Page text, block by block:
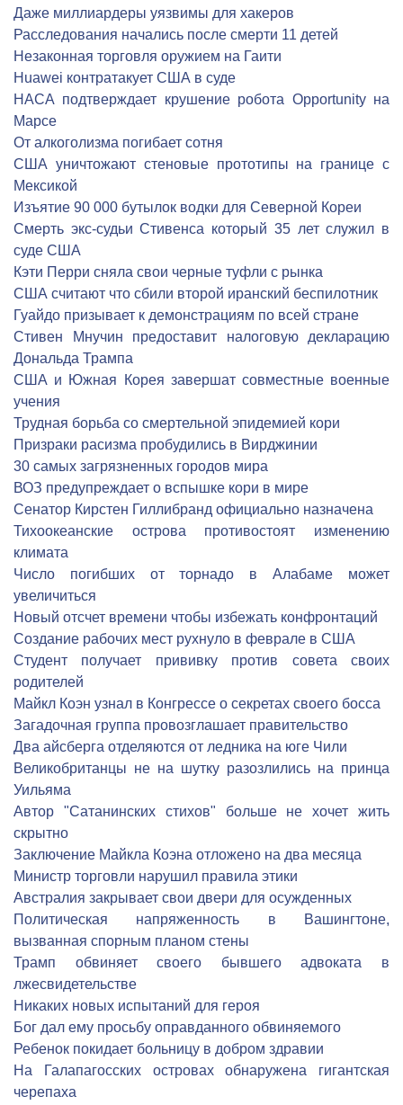
Даже миллиардеры уязвимы для хакеров
Расследования начались после смерти 11 детей
Незаконная торговля оружием на Гаити
Huawei контратакует США в суде
НАСА подтверждает крушение робота Opportunity на
Марсе
От алкоголизма погибает сотня
США уничтожают стеновые прототипы на границе с
Мексикой
Изъятие 90 000 бутылок водки для Северной Кореи
Смерть экс-судьи Стивенса который 35 лет служил в
суде США
Кэти Перри сняла свои черные туфли с рынка
США считают что сбили второй иранский беспилотник
Гуайдо призывает к демонстрациям по всей стране
Стивен Мнучин предоставит налоговую декларацию
Дональда Трампа
США и Южная Корея завершат совместные военные
учения
Трудная борьба со смертельной эпидемией кори
Призраки расизма пробудились в Вирджинии
30 самых загрязненных городов мира
ВОЗ предупреждает о вспышке кори в мире
Сенатор Кирстен Гиллибранд официально назначена
Тихоокеанские острова противостоят изменению
климата
Число погибших от торнадо в Алабаме может
увеличиться
Новый отсчет времени чтобы избежать конфронтаций
Создание рабочих мест рухнуло в феврале в США
Студент получает прививку против совета своих
родителей
Майкл Коэн узнал в Конгрессе о секретах своего босса
Загадочная группа провозглашает правительство
Два айсберга отделяются от ледника на юге Чили
Великобританцы не на шутку разозлились на принца
Уильяма
Автор "Сатанинских стихов" больше не хочет жить
скрытно
Заключение Майкла Коэна отложено на два месяца
Министр торговли нарушил правила этики
Австралия закрывает свои двери для осужденных
Политическая напряженность в Вашингтоне,
вызванная спорным планом стены
Трамп обвиняет своего бывшего адвоката в
лжесвидетельстве
Никаких новых испытаний для героя
Бог дал ему просьбу оправданного обвиняемого
Ребенок покидает больницу в добром здравии
На Галапагосских островах обнаружена гигантская
черепаха